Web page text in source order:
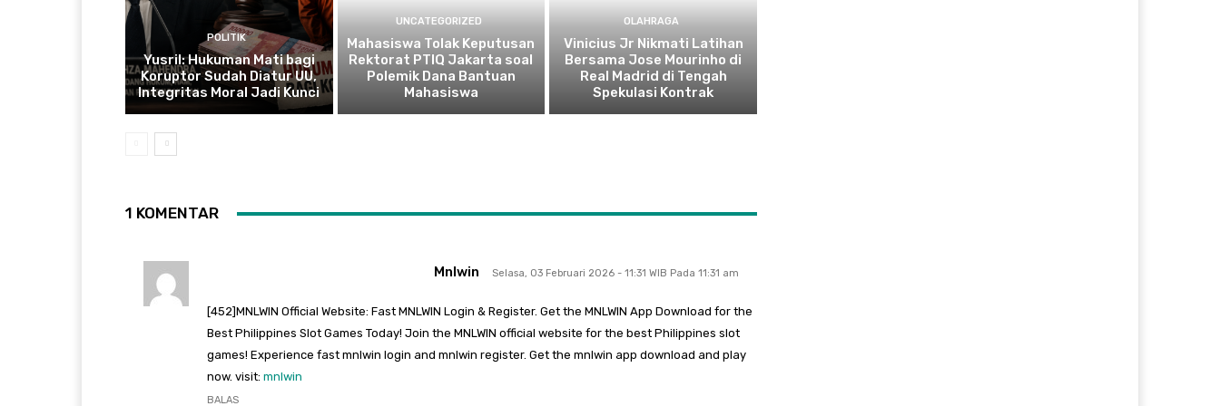
POLITIK
Yusril: Hukuman Mati bagi
Koruptor Sudah Diatur UU,
Integritas Moral Jadi Kunci
UNCATEGORIZED
Mahasiswa Tolak Keputusan
Rektorat PTIQ Jakarta soal
Polemik Dana Bantuan
Mahasiswa
OLAHRAGA
Vinicius Jr Nikmati Latihan
Bersama Jose Mourinho di
Real Madrid di Tengah
Spekulasi Kontrak
1 KOMENTAR
Mnlwin Selasa, 03 Februari 2026 - 11:31 WIB Pada 11:31 am
[452]MNLWIN Official Website: Fast MNLWIN Login & Register. Get the MNLWIN App Download for the
Best Philippines Slot Games Today! Join the MNLWIN official website for the best Philippines slot
games! Experience fast mnlwin login and mnlwin register. Get the mnlwin app download and play
now. visit: mnlwin
BALAS